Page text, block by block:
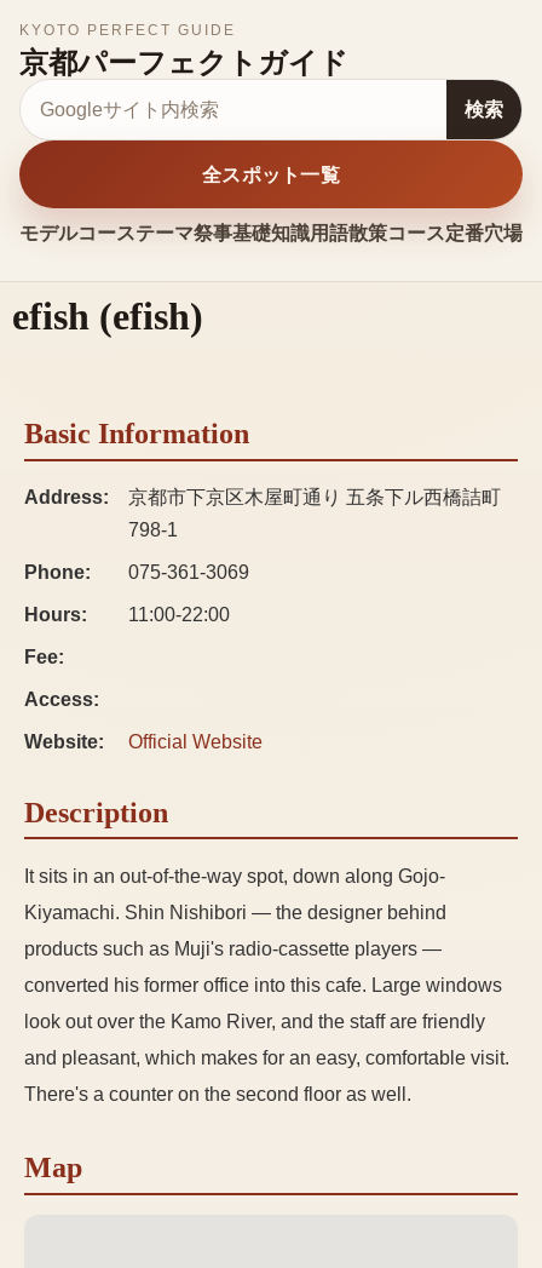
KYOTO PERFECT GUIDE
京都パーフェクトガイド
モデルコーステーマ祭事基礎知識用語散策コース定番穴場
サイト内検索
検索
全スポット一覧
efish (efish)
Basic Information
Address:
京都市下京区木屋町通り 五条下ル西橋詰町
798-1
Phone: 075-361-3069
Hours: 11:00-22:00
Fee:
Access:
Website: Official Website
Description
It sits in an out-of-the-way spot, down along Gojo-
Kiyamachi. Shin Nishibori — the designer behind
products such as Muji's radio-cassette players —
converted his former office into this cafe. Large windows
look out over the Kamo River, and the staff are friendly
and pleasant, which makes for an easy, comfortable visit.
There's a counter on the second floor as well.
Map